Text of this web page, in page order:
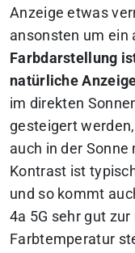
Anzeige etwas
ansonsten um ein
Farbdarstellung
natürliche
im direkten
gesteigert
auch in der
Kontrast ist
und so kommt
4a 5G sehr gut
Farbtemperatur